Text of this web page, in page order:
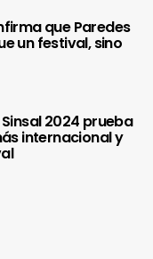
que Paredes
un festival, sino
2024 prueba
internacional y